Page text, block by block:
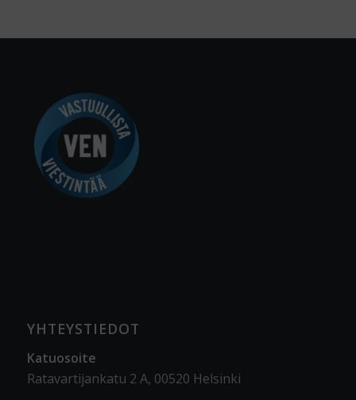
YHTEYSTIEDOT
Katuosoite
Ratavartijankatu 2 A, 00520 Helsinki